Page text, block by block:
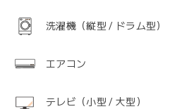
洗濯機（縦型 / ドラム型）
エアコン
テレビ（小型 / 大型）